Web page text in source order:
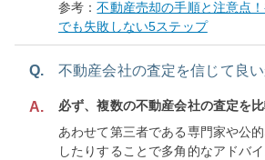
参考：不動産売却の手順と注意点
でも失敗しない5ステップ
Q. 不動産会社の査定を信じて良
A.
必ず、複数の不動産会社の査定を比
あわせて第三者である専門家や公
したりすることで多角的なアドバ